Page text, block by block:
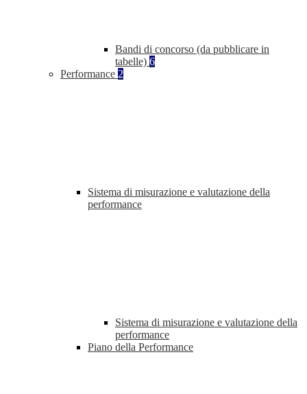
Bandi di concorso (da pubblicare in
tabelle) 6
Performance 2
Sistema di misurazione e valutazione della
performance
Sistema di misurazione e valutazione della
performance
Piano della Performance